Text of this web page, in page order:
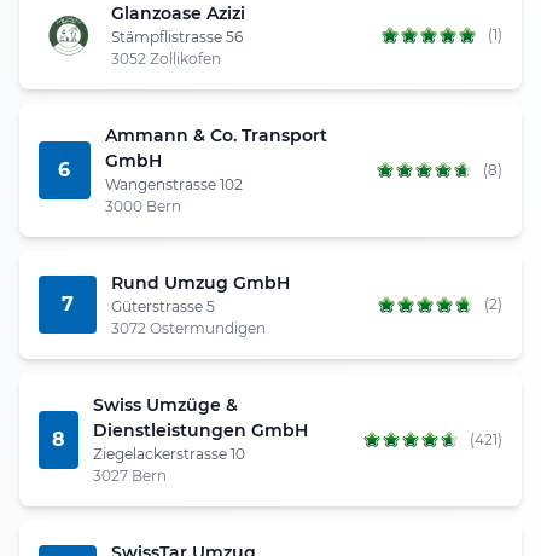
Glanzoase Azizi
Stämpflistrasse 56
3052 Zollikofen
(1)
6
Ammann & Co. Transport
GmbH
Wangenstrasse 102
3000 Bern
(8)
7
Rund Umzug GmbH
Güterstrasse 5
3072 Ostermundigen
(2)
8
Swiss Umzüge &
Dienstleistungen GmbH
Ziegelackerstrasse 10
3027 Bern
(421)